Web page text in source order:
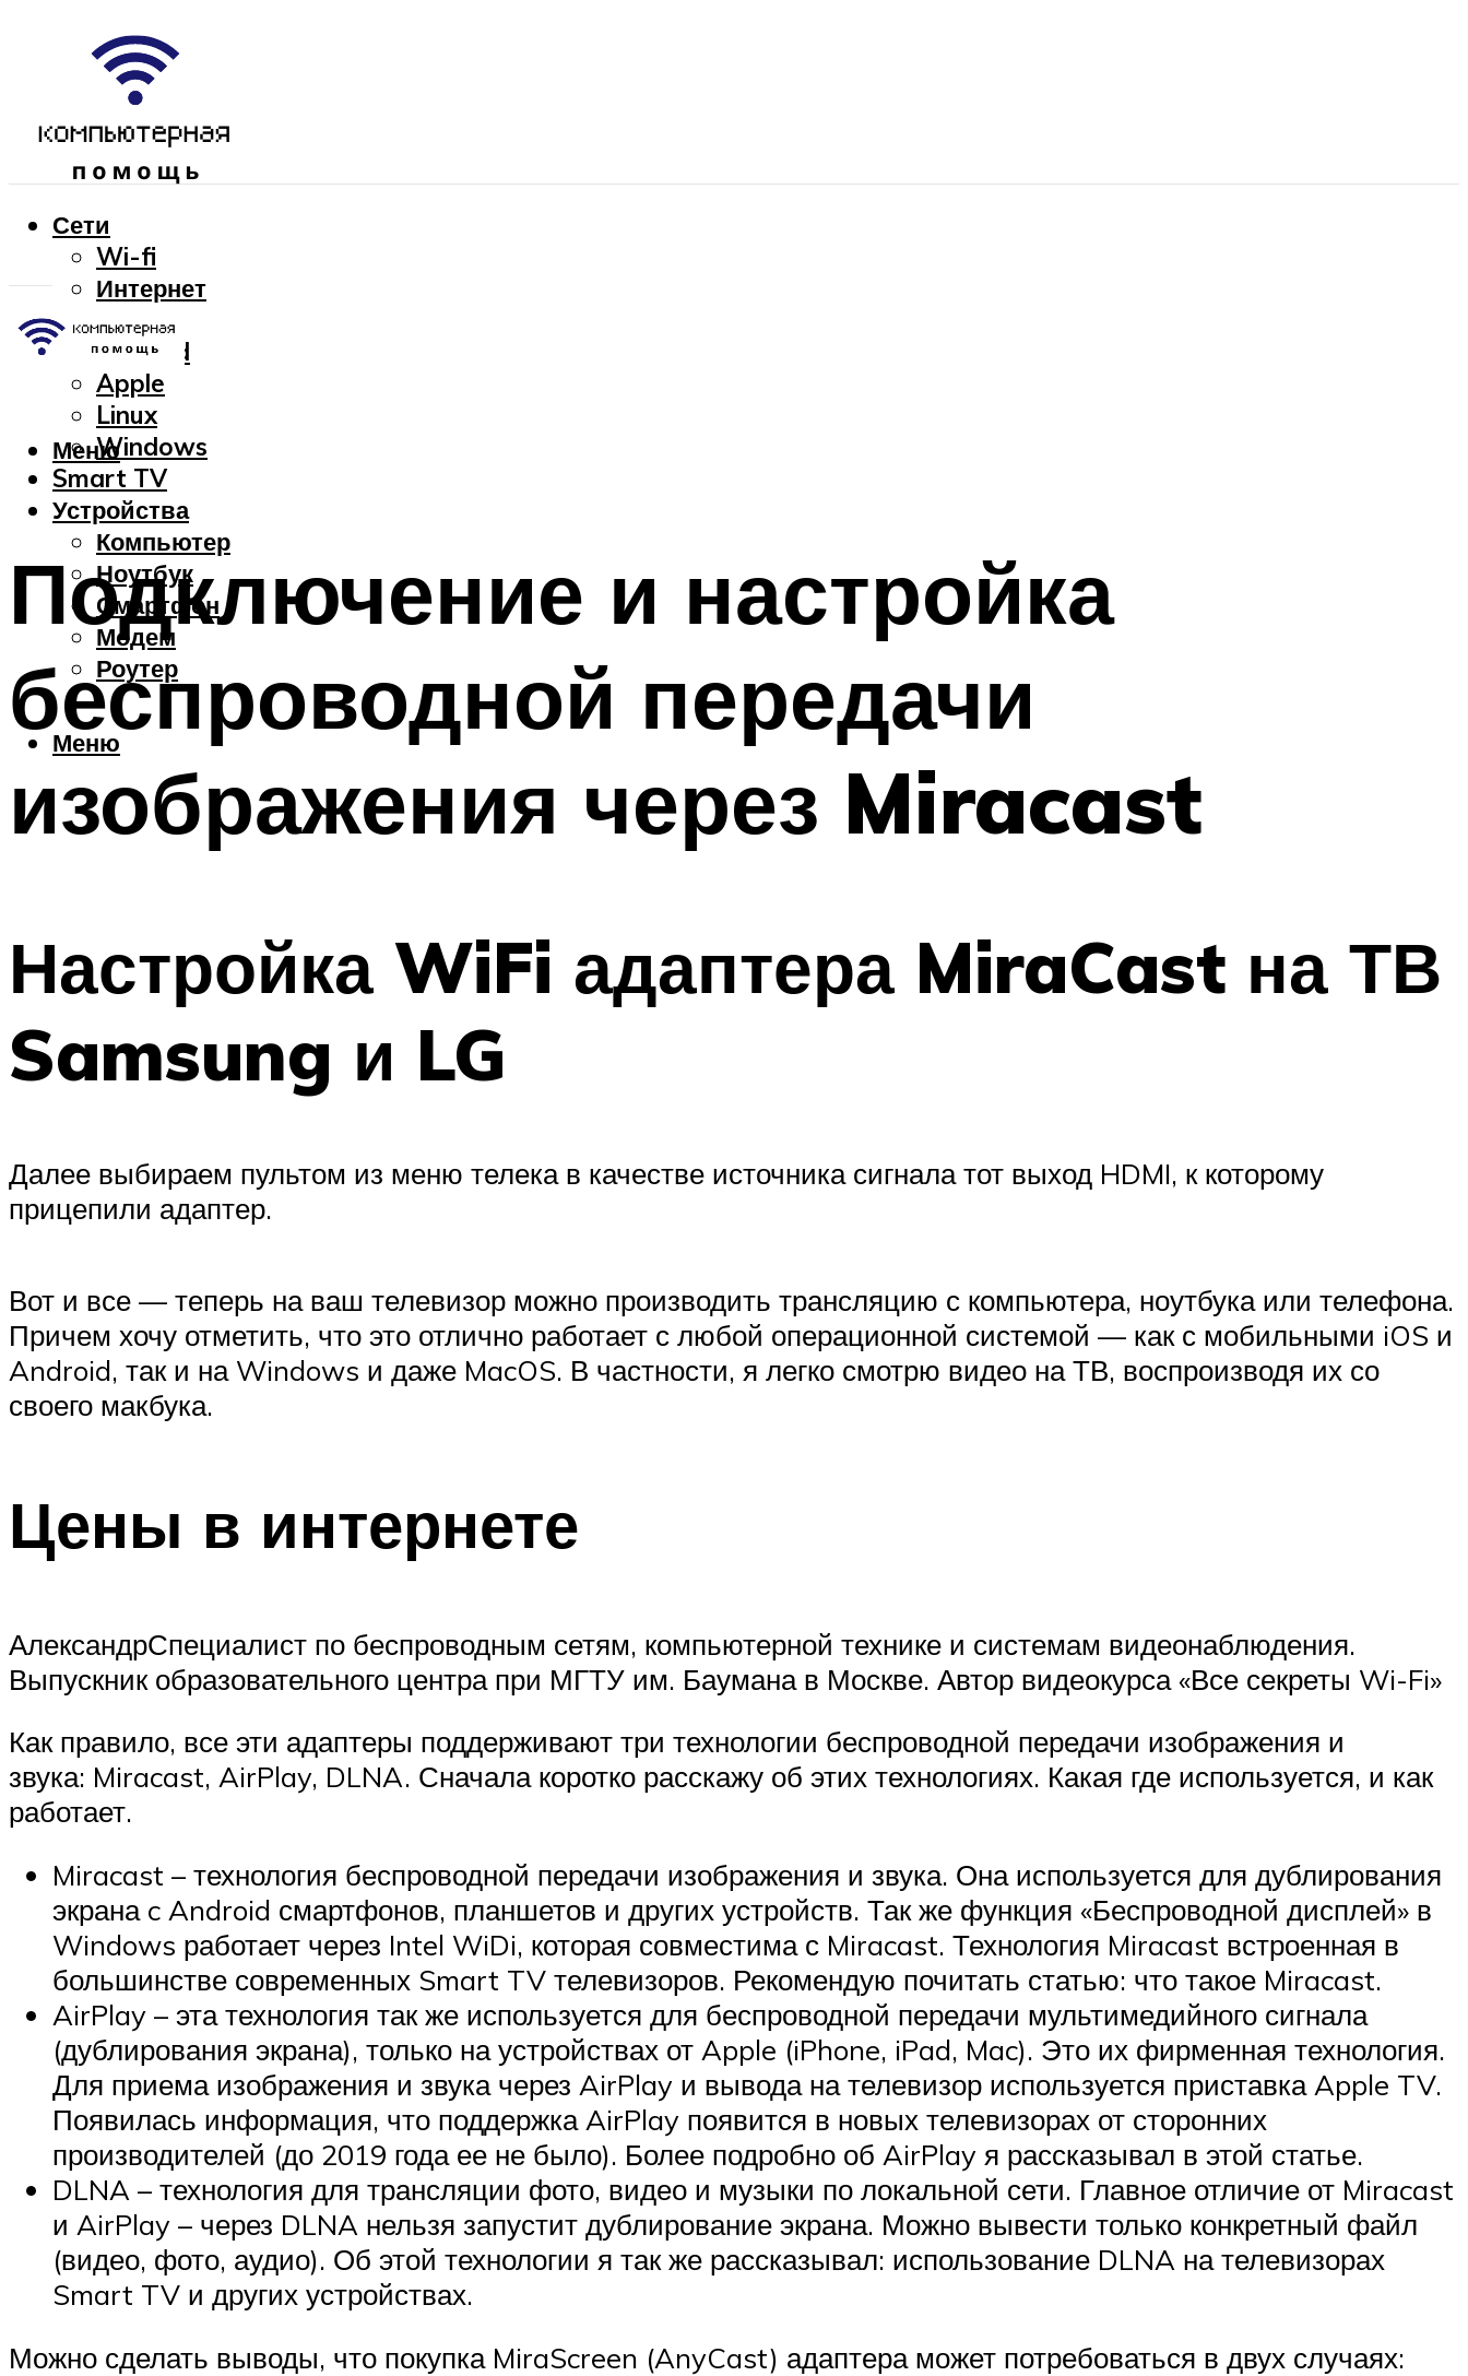
Сети
Wi-fi
Интернет
OC
Android
Apple
Linux
Windows
Smart TV
Устройства
Компьютер
Ноутбук
Смартфон
Модем
Роутер
Меню
Меню
Подключение и настройка
беспроводной передачи
изображения через Miracast
Настройка WiFi адаптера MiraCast на ТВ
Samsung и LG
Далее выбираем пультом из меню телека в качестве источника сигнала тот выход HDMI, к которому
прицепили адаптер.
Вот и все — теперь на ваш телевизор можно производить трансляцию с компьютера, ноутбука или телефона.
Причем хочу отметить, что это отлично работает с любой операционной системой — как с мобильными iOS и
Android, так и на Windows и даже MacOS. В частности, я легко смотрю видео на ТВ, воспроизводя их со
своего макбука.
Цены в интернете
АлександрСпециалист по беспроводным сетям, компьютерной технике и системам видеонаблюдения.
Выпускник образовательного центра при МГТУ им. Баумана в Москве. Автор видеокурса «Все секреты Wi-Fi»
Как правило, все эти адаптеры поддерживают три технологии беспроводной передачи изображения и
звука: Miracast, AirPlay, DLNA. Сначала коротко расскажу об этих технологиях. Какая где используется, и как
работает.
Miracast – технология беспроводной передачи изображения и звука. Она используется для дублирования
экрана c Android смартфонов, планшетов и других устройств. Так же функция «Беспроводной дисплей» в
Windows работает через Intel WiDi, которая совместима с Miracast. Технология Miracast встроенная в
большинстве современных Smart TV телевизоров. Рекомендую почитать статью: что такое Miracast.
AirPlay – эта технология так же используется для беспроводной передачи мультимедийного сигнала
(дублирования экрана), только на устройствах от Apple (iPhone, iPad, Mac). Это их фирменная технология.
Для приема изображения и звука через AirPlay и вывода на телевизор используется приставка Apple TV.
Появилась информация, что поддержка AirPlay появится в новых телевизорах от сторонних
производителей (до 2019 года ее не было). Более подробно об AirPlay я рассказывал в этой статье.
DLNA – технология для трансляции фото, видео и музыки по локальной сети. Главное отличие от Miracast
и AirPlay – через DLNA нельзя запустит дублирование экрана. Можно вывести только конкретный файл
(видео, фото, аудио). Об этой технологии я так же рассказывал: использование DLNA на телевизорах
Smart TV и других устройствах.
Можно сделать выводы, что покупка MiraScreen (AnyCast) адаптера может потребоваться в двух случаях: